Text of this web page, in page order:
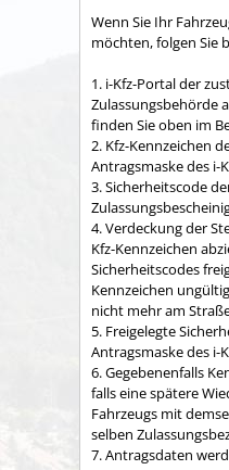
Wenn Sie Ihr
möchten, folgen Sie
1. i-Kfz-Portal der
Zulassungsbehörde
finden Sie oben im
2. Kfz-Kennzeichen
Antragsmaske des i-
3. Sicherheitscode
4. Verdeckung der
Kfz-Kennzeichen
Sicherheitscodes
Kennzeichen
nicht mehr am
5. Freigelegte
Antragsmaske des i-
6.Gegebenenfalls
falls eine spätere
Fahrzeugs mit
selben
7. Antragsdaten